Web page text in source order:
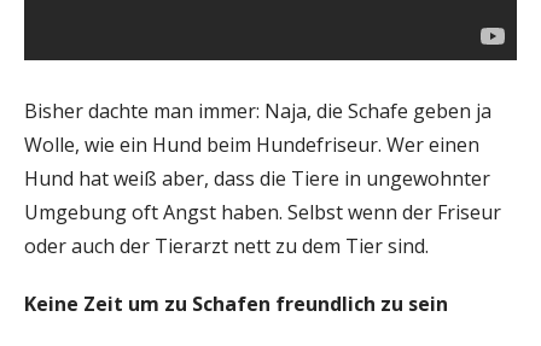
Bisher dachte man immer: Naja, die Schafe geben ja
Wolle, wie ein Hund beim Hundefriseur. Wer einen
Hund hat weiß aber, dass die Tiere in ungewohnter
Umgebung oft Angst haben. Selbst wenn der Friseur
oder auch der Tierarzt nett zu dem Tier sind.
Keine Zeit um zu Schafen freundlich zu sein